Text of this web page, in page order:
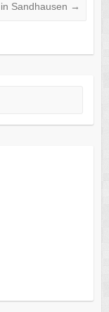
Sandhausen →